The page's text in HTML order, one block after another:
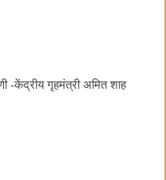
-केंद्रीय गृहमंत्री अमित शाह